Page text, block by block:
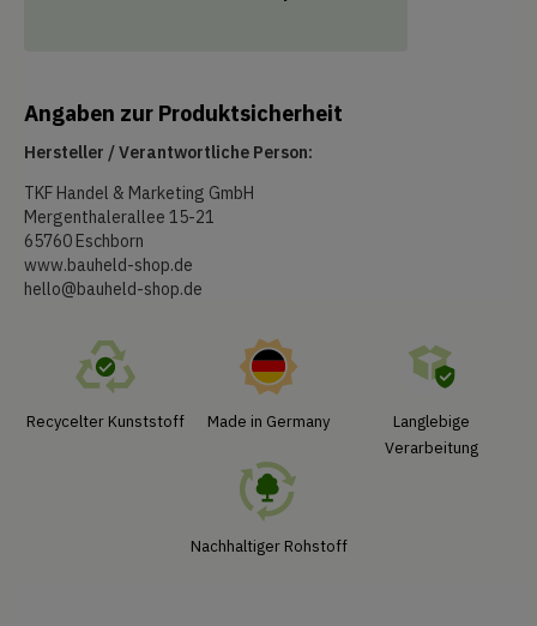
Angaben zur Produktsicherheit
Hersteller / Verantwortliche Person:
TKF Handel & Marketing GmbH
Mergenthalerallee 15-21
65760 Eschborn
www.bauheld-shop.de
hello@bauheld-shop.de
Recycelter Kunststoff Made in Germany
Langlebige
Verarbeitung
Nachhaltiger Rohstoff